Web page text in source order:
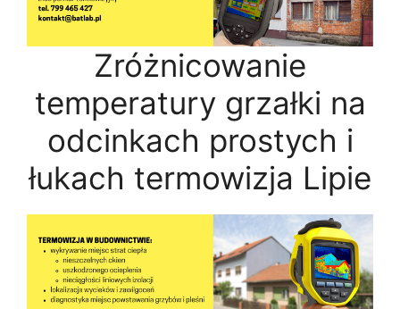
Zróżnicowanie
temperatury grzałki na
odcinkach prostych i
łukach termowizja Lipie